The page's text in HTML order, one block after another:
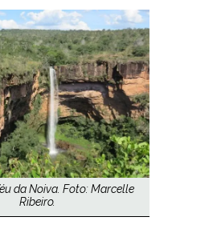
da Noiva. Foto: Marcelle
Ribeiro.